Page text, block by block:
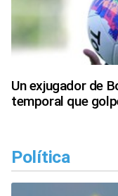
Un exjugador de
temporal que
Política